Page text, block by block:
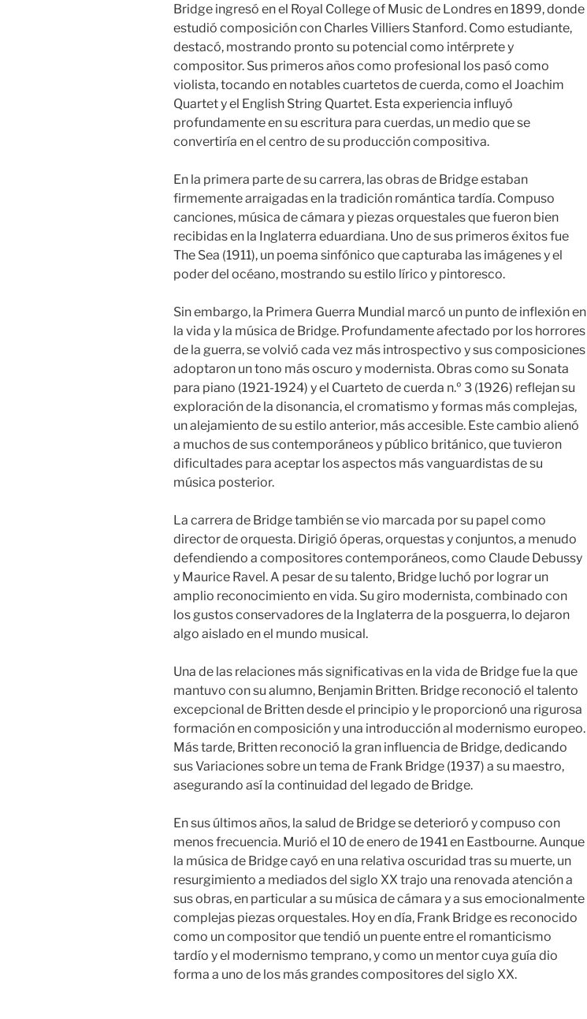
Bridge ingresó en el Royal College of Music de Londres en 1899, donde
estudió composición con Charles Villiers Stanford. Como estudiante,
destacó, mostrando pronto su potencial como intérprete y
compositor. Sus primeros años como profesional los pasó como
violista, tocando en notables cuartetos de cuerda, como el Joachim
Quartet y el English String Quartet. Esta experiencia influyó
profundamente en su escritura para cuerdas, un medio que se
convertiría en el centro de su producción compositiva.
En la primera parte de su carrera, las obras de Bridge estaban
firmemente arraigadas en la tradición romántica tardía. Compuso
canciones, música de cámara y piezas orquestales que fueron bien
recibidas en la Inglaterra eduardiana. Uno de sus primeros éxitos fue
The Sea (1911), un poema sinfónico que capturaba las imágenes y el
poder del océano, mostrando su estilo lírico y pintoresco.
Sin embargo, la Primera Guerra Mundial marcó un punto de inflexión en
la vida y la música de Bridge. Profundamente afectado por los horrores
de la guerra, se volvió cada vez más introspectivo y sus composiciones
adoptaron un tono más oscuro y modernista. Obras como su Sonata
para piano (1921-1924) y el Cuarteto de cuerda n.º 3 (1926) reflejan su
exploración de la disonancia, el cromatismo y formas más complejas,
un alejamiento de su estilo anterior, más accesible. Este cambio alienó
a muchos de sus contemporáneos y público británico, que tuvieron
dificultades para aceptar los aspectos más vanguardistas de su
música posterior.
La carrera de Bridge también se vio marcada por su papel como
director de orquesta. Dirigió óperas, orquestas y conjuntos, a menudo
defendiendo a compositores contemporáneos, como Claude Debussy
y Maurice Ravel. A pesar de su talento, Bridge luchó por lograr un
amplio reconocimiento en vida. Su giro modernista, combinado con
los gustos conservadores de la Inglaterra de la posguerra, lo dejaron
algo aislado en el mundo musical.
Una de las relaciones más significativas en la vida de Bridge fue la que
mantuvo con su alumno, Benjamin Britten. Bridge reconoció el talento
excepcional de Britten desde el principio y le proporcionó una rigurosa
formación en composición y una introducción al modernismo europeo.
Más tarde, Britten reconoció la gran influencia de Bridge, dedicando
sus Variaciones sobre un tema de Frank Bridge (1937) a su maestro,
asegurando así la continuidad del legado de Bridge.
En sus últimos años, la salud de Bridge se deterioró y compuso con
menos frecuencia. Murió el 10 de enero de 1941 en Eastbourne. Aunque
la música de Bridge cayó en una relativa oscuridad tras su muerte, un
resurgimiento a mediados del siglo XX trajo una renovada atención a
sus obras, en particular a su música de cámara y a sus emocionalmente
complejas piezas orquestales. Hoy en día, Frank Bridge es reconocido
como un compositor que tendió un puente entre el romanticismo
tardío y el modernismo temprano, y como un mentor cuya guía dio
forma a uno de los más grandes compositores del siglo XX.